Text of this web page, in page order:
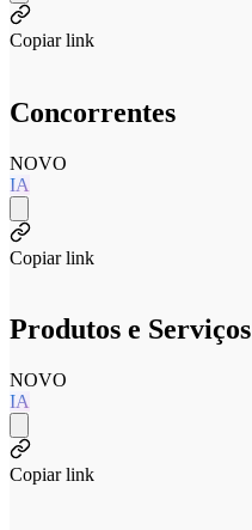
Copiar link
Concorrentes
NOVO
IA
Copiar link
Produtos e Serviços
NOVO
IA
Copiar link